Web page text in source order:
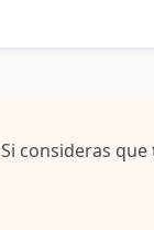
Si consideras